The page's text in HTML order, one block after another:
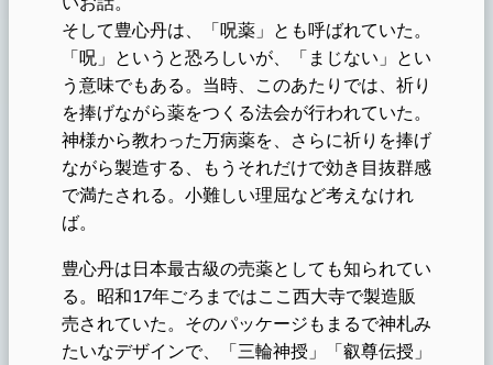
そして豊心丹は、「呪薬」とも呼ばれていた。
「呪」というと恐ろしいが、「まじない」とい
う意味でもある。当時、このあたりでは、祈り
を捧げながら薬をつくる法会が行われていた。
神様から教わった万病薬を、さらに祈りを捧げ
ながら製造する、もうそれだけで効き目抜群感
で満たされる。小難しい理屈など考えなけれ
ば。
豊心丹は日本最古級の売薬としても知られてい
る。昭和17年ごろまではここ西大寺で製造販
売されていた。そのパッケージもまるで神札み
たいなデザインで、「三輪神授」「叡尊伝授」